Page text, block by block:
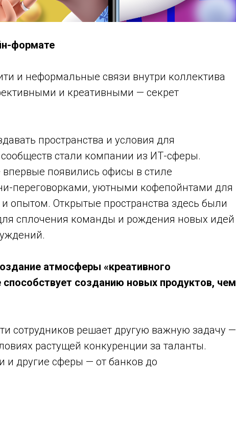
формате
и неформальные связи внутри коллектива
и креативными — секрет
пространства и условия для
стали компании из ИТ-сферы.
появились офисы в стиле
переговорками, уютными кофепойнтами для
опытом. Открытые пространства здесь были
сплочения команды и рождения новых идей
атмосферы «креативного
созданию новых продуктов, чем
сотрудников решает другую важную задачу —
растущей конкуренции за таланты.
и другие сферы — от банков до